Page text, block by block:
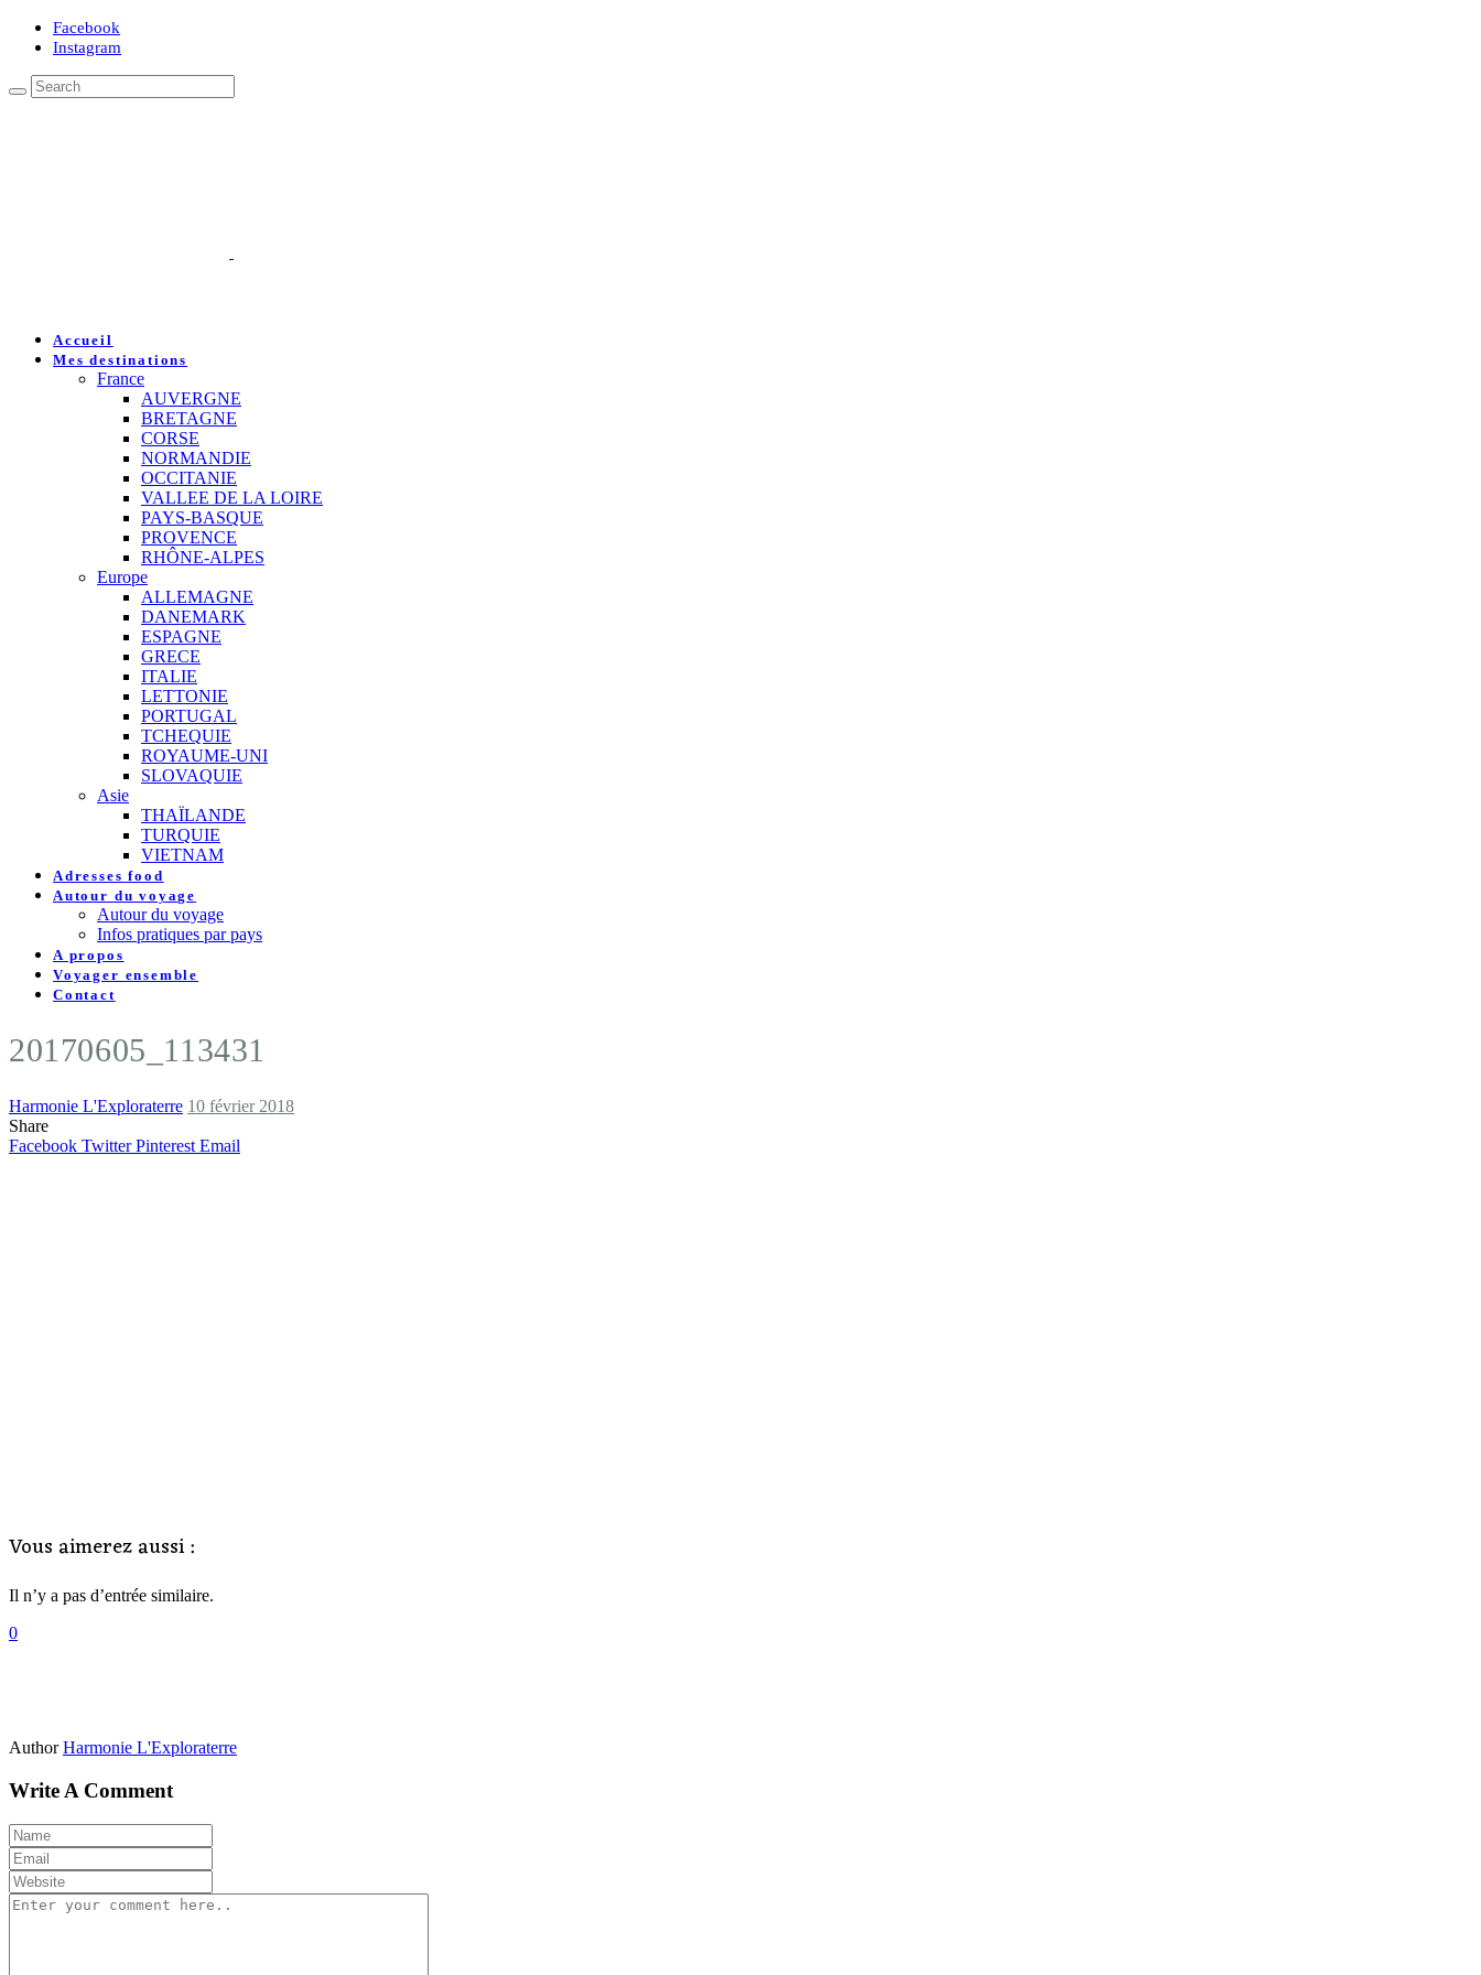
Facebook
Instagram
Accueil
Mes destinations
France
AUVERGNE
BRETAGNE
CORSE
NORMANDIE
OCCITANIE
VALLEE DE LA LOIRE
PAYS-BASQUE
PROVENCE
RHÔNE-ALPES
Europe
ALLEMAGNE
DANEMARK
ESPAGNE
GRECE
ITALIE
LETTONIE
PORTUGAL
TCHEQUIE
ROYAUME-UNI
SLOVAQUIE
Asie
THAÏLANDE
TURQUIE
VIETNAM
Adresses food
Autour du voyage
Autour du voyage
Infos pratiques par pays
A propos
Voyager ensemble
Contact
20170605_113431
Harmonie L'Exploraterre 10 février 2018
Share
Facebook Twitter Pinterest Email
Vous aimerez aussi :
Il n’y a pas d’entrée similaire.
0
Author Harmonie L'Exploraterre
Write A Comment